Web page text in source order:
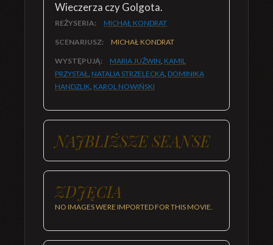
Wieczerza czy Golgota.
REŻYSERIA: MICHAŁ KONDRAT
SCENARIUSZ: MICHAŁ KONDRAT
WYSTĘPUJĄ: MARIA JUŹWIN, KAMIL
PRZYSTAŁ, NATALIA STRZELECKA, DOMINIKA
HANDZLIK, KAROL NOWIŃSKI
NAJBLIŻSZE SEANSE
ZDJĘCIA
NO IMAGES WERE IMPORTED FOR THIS MOVIE.